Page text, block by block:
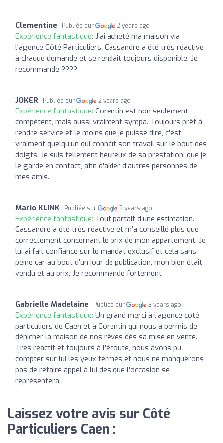
Clementine Publiée sur 2 years ago
Expérience fantastique: J'ai acheté ma maison via
l'agence Côté Particuliers, Cassandre a été très réactive
à chaque demande et se rendait toujours disponible. Je
recommande ????
JOKER Publiée sur 2 years ago
Expérience fantastique: Corentin est non seulement
compétent, mais aussi vraiment sympa. Toujours prêt à
rendre service et le moins que je puisse dire, c'est
vraiment quelqu'un qui connaît son travail sur le bout des
doigts. Je suis tellement heureux de sa prestation, que je
le garde en contact, afin d'aider d'autres personnes de
mes amis.
Mario KLINK Publiée sur 3 years ago
Expérience fantastique: Tout partait d’une estimation.
Cassandre a été très réactive et m’a conseillé plus que
correctement concernant le prix de mon appartement. Je
lui ai fait confiance sur le mandat exclusif et cela sans
peine car au bout d’un jour de publication, mon bien était
vendu et au prix. Je recommande fortement
Gabrielle Madelaine Publiée sur 3 years ago
Expérience fantastique: Un grand merci à l’agence coté
particuliers de Caen et à Corentin qui nous a permis de
dénicher la maison de nos rêves dès sa mise en vente.
Très réactif et toujours à l'écoute, nous avons pu
compter sur lui les yeux fermés et nous ne manquerons
pas de refaire appel à lui dès que l'occasion se
représentera.
Laissez votre avis sur Côté
Particuliers Caen :